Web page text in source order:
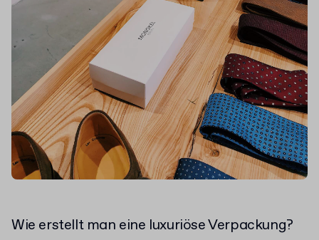
Wie erstellt man eine luxuriöse Verpackung?